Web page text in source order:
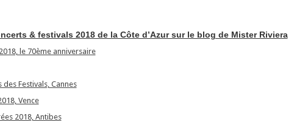
& festivals 2018 de la Côte d’Azur sur le blog de Mister Riviera
le 70ème anniversaire
des Festivals, Cannes
Vence
2018, Antibes